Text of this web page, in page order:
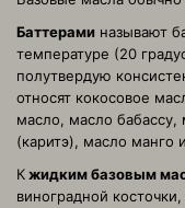
Баттерами называют
температуре (20
полутвердую
относят кокосовое
масло, масло бабассу,
(каритэ), масло манго
Кжидким базовым
виноградной